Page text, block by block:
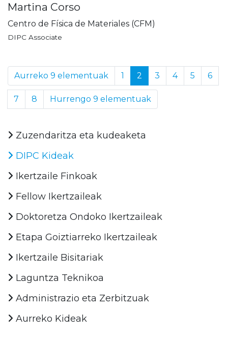
Martina Corso
Centro de Física de Materiales (CFM)
DIPC Associate
Aurreko 9 elementuak 1 2 3 4 5 6
7 8 Hurrengo 9 elementuak
Zuzendaritza eta kudeaketa
DIPC Kideak
Ikertzaile Finkoak
Fellow Ikertzaileak
Doktoretza Ondoko Ikertzaileak
Etapa Goiztiarreko Ikertzaileak
Ikertzaile Bisitariak
Laguntza Teknikoa
Administrazio eta Zerbitzuak
Aurreko Kideak